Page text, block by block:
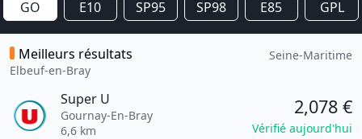
GO E10 SP95 SP98 E85 GPL
Meilleurs résultats
Elbeuf-en-Bray
Seine-Maritime
Super U
Gournay-En-Bray
6,6 km
2,078 €
Vérifié aujourd'hui